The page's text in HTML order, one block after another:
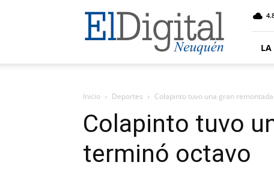
El
Digital
Neuquen
LA
Inicio Deportes Colapinto tuvo una gran
Colapinto tuvo
terminó octavo